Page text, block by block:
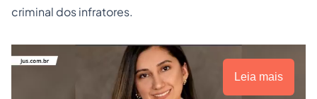
criminal dos infratores.
Leia mais